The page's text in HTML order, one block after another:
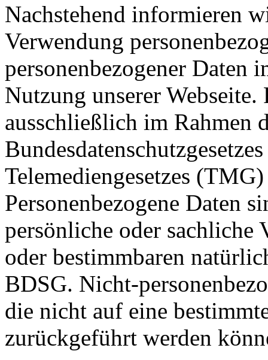
Nachstehend informieren
Verwendung
personenbezogener Daten
Nutzung unserer Webseite.
ausschließlich im Rahmen
Telemediengesetzes
Personenbezogene Daten
persönliche oder sachliche
oder bestimmbaren
BDSG. Nicht-
die nicht auf eine
zurückgeführt werden